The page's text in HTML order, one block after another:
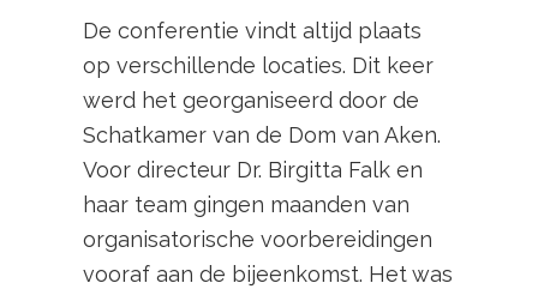
De conferentie vindt altijd plaats
op verschillende locaties. Dit keer
werd het georganiseerd door de
Schatkamer van de Dom van Aken.
Voor directeur Dr. Birgitta Falk en
haar team gingen maanden van
organisatorische voorbereidingen
vooraf aan de bijeenkomst. Het was